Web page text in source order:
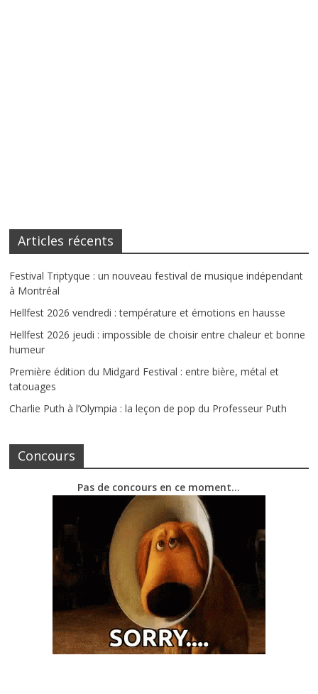
Articles récents
Festival Triptyque : un nouveau festival de musique indépendant
à Montréal
Hellfest 2026 vendredi : température et émotions en hausse
Hellfest 2026 jeudi : impossible de choisir entre chaleur et bonne
humeur
Première édition du Midgard Festival : entre bière, métal et
tatouages
Charlie Puth à l’Olympia : la leçon de pop du Professeur Puth
Concours
Pas de concours en ce moment…